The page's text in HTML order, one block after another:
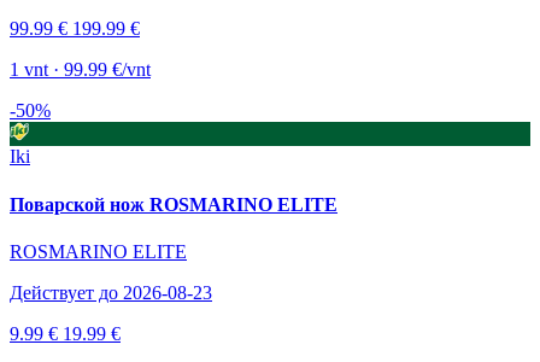
99.99 € 199.99 €
1 vnt · 99.99 €/vnt
-50%
Iki
Поварской нож ROSMARINO ELITE
ROSMARINO ELITE
Действует до 2026-08-23
9.99 € 19.99 €